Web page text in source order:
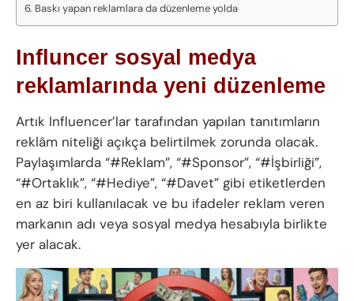
Baskı yapan reklamlara da düzenleme yolda
Influncer sosyal medya
reklamlarında yeni düzenleme
Artık Influencer’lar tarafından yapılan tanıtımların
reklâm niteliği açıkça belirtilmek zorunda olacak.
Paylaşımlarda “#Reklam”, “#Sponsor”, “#İşbirliği”,
“#Ortaklık”, “#Hediye”, “#Davet” gibi etiketlerden
en az biri kullanılacak ve bu ifadeler reklam veren
markanın adı veya sosyal medya hesabıyla birlikte
yer alacak.